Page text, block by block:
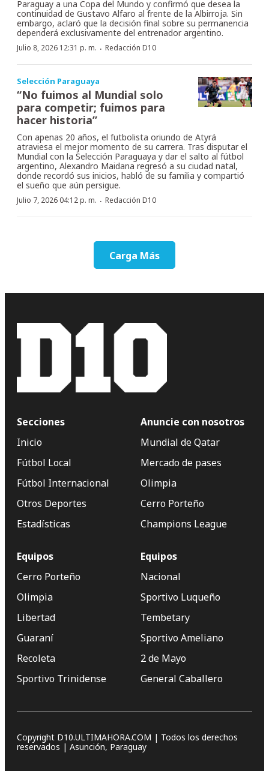
Paraguay a una Copa del Mundo y confirmó que desea la
continuidad de Gustavo Alfaro al frente de la Albirroja. Sin
embargo, aclaró que la decisión final sobre su permanencia
dependerá exclusivamente del entrenador argentino.
Julio 8, 2026 12:31 p. m. · Redacción D10
Selección Paraguaya
“No fuimos al Mundial solo
para competir; fuimos para
hacer historia”
Con apenas 20 años, el futbolista oriundo de Atyrá
atraviesa el mejor momento de su carrera. Tras disputar el
Mundial con la Selección Paraguaya y dar el salto al fútbol
argentino, Alexandro Maidana regresó a su ciudad natal,
donde recordó sus inicios, habló de su familia y compartió
el sueño que aún persigue.
Julio 7, 2026 04:12 p. m. · Redacción D10
Carga Más
Secciones
Inicio
Fútbol Local
Fútbol Internacional
Otros Deportes
Estadísticas
Anuncie con nosotros
Mundial de Qatar
Mercado de pases
Olimpia
Cerro Porteño
Champions League
Equipos
Cerro Porteño
Olimpia
Libertad
Guaraní
Recoleta
Sportivo Trinidense
Equipos
Nacional
Sportivo Luqueño
Tembetary
Sportivo Ameliano
2 de Mayo
General Caballero
Copyright D10.ULTIMAHORA.COM | Todos los derechos
reservados | Asunción, Paraguay